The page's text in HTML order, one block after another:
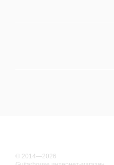
© 2014—2026